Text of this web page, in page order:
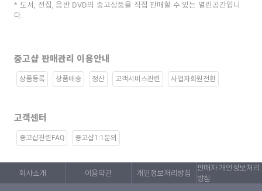
도서, 전집, 음반 DVD의 중고상품을 직접 판매할 수 있는 열린공간입니
다.
중고샵 판매관리 이용안내
상품등록 상품배송 정산 고객서비스관련 사업자회원전환
고객센터
중고샵관련FAQ 중고샵1:1문의
회사소개 이용약관 개인정보처리방침
판매자 개인정보처리
방침